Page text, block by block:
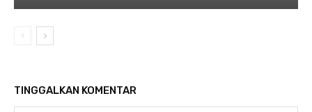
TINGGALKAN KOMENTAR